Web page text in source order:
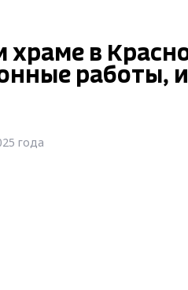
храме в
работы,
года